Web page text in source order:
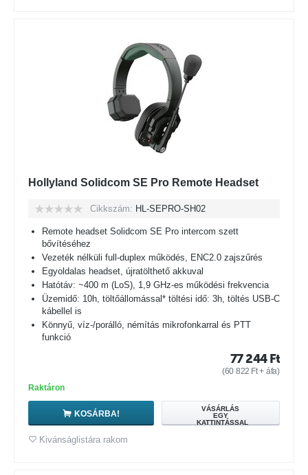
Hollyland Solidcom SE Pro Remote Headset
Cikkszám: HL-SEPRO-SH02
Remote headset Solidcom SE Pro intercom szett
bővítéséhez
Vezeték nélküli full-duplex működés, ENC2.0 zajszűrés
Egyoldalas headset, újratölthető akkuval
Hatótáv: ~400 m (LoS), 1,9 GHz-es működési frekvencia
Üzemidő: 10h, töltőállomással* töltési idő: 3h, töltés USB-C
kábellel is
Könnyű, víz-/porálló, némítás mikrofonkarral és PTT
funkció
77 244 Ft
(60 822 Ft+ áfa)
Raktáron
KOSÁRBA!
VÁSÁRLÁS
EGY
KATTINTÁSSAL
Kivánságlistára rakom